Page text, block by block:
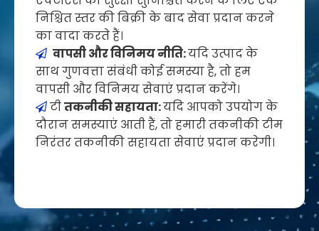
निश्चित स्तर की बिक्री के बाद सेवा प्रदान करने
का वादा करते हैं।
 वापसी और विनिमय नीति:यदि उत्पाद के
साथ गुणवत्ता संबंधी कोई समस्या है, तो हम
वापसी और विनिमय सेवाएं प्रदान करेंगे।
 टीतकनीकी सहायता:यदि आपको उपयोग के
दौरान समस्याएं आती हैं, तो हमारी तकनीकी टीम
निरंतर तकनीकी सहायता सेवाएं प्रदान करेगी।